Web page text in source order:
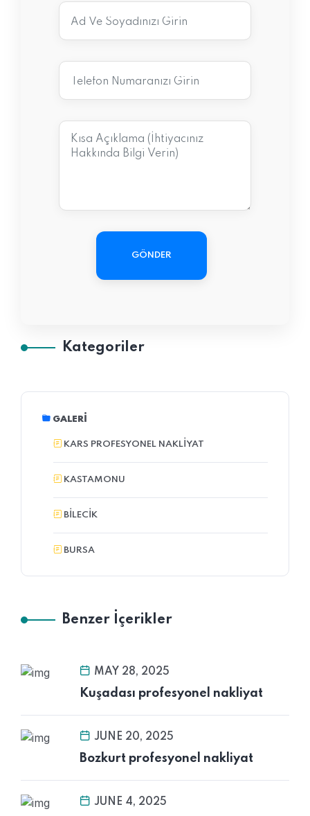
GÖNDER
Kategoriler
GALERI
KARS PROFESYONEL NAKLIYAT
KASTAMONU
BILECIK
BURSA
Benzer İçerikler
MAY 28, 2025
Kuşadası profesyonel nakliyat
JUNE 20, 2025
Bozkurt profesyonel nakliyat
JUNE 4, 2025